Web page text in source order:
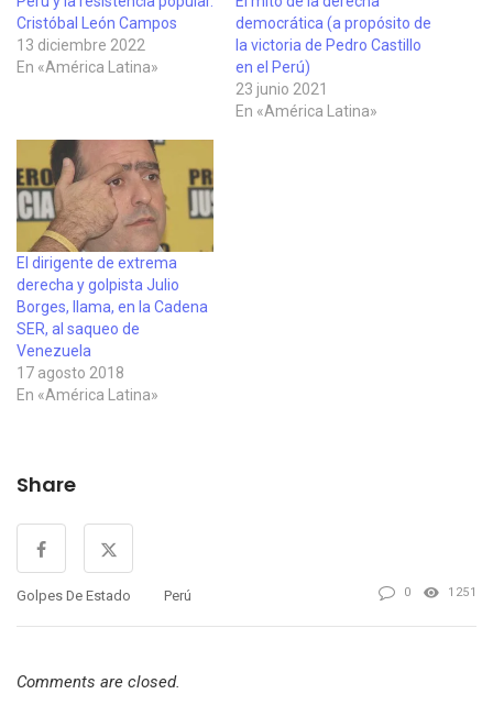
Cristóbal León Campos
13 diciembre 2022
En «América Latina»
democrática (a propósito de
la victoria de Pedro Castillo
en el Perú)
23 junio 2021
En «América Latina»
El dirigente de extrema
derecha y golpista Julio
Borges, llama, en la Cadena
SER, al saqueo de
Venezuela
17 agosto 2018
En «América Latina»
Share
Golpes De Estado Perú 0 1251
Comments are closed.